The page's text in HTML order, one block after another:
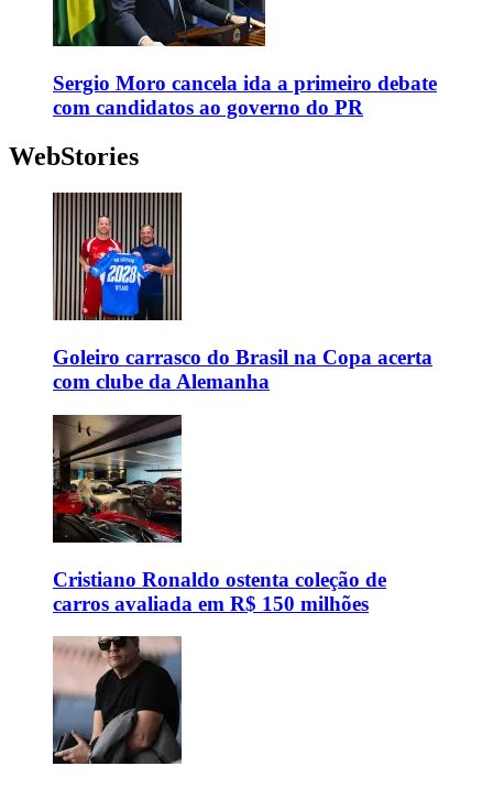
Sergio Moro cancela ida a primeiro debate
com candidatos ao governo do PR
WebStories
Goleiro carrasco do Brasil na Copa acerta
com clube da Alemanha
Cristiano Ronaldo ostenta coleção de
carros avaliada em R$ 150 milhões